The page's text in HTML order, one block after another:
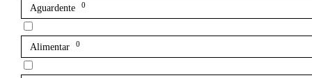
Aguardente 0
Alimentar 0